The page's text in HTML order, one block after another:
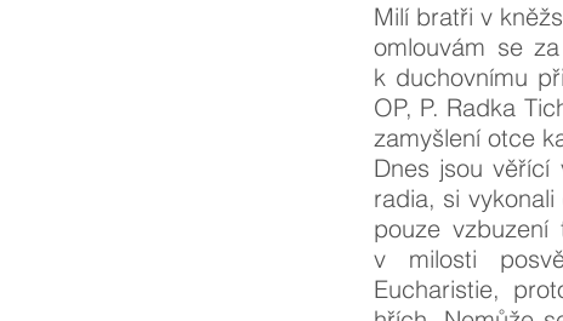
Milí bratři v
omlouvám se
k duchovnímu
OP, P. Radka
zamyšlení otce
Dnes jsou
radia, si
pouze
v milosti
Eucharistie,